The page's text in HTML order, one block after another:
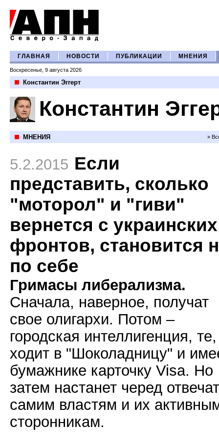
ГЛАВНАЯ НОВОСТИ ПУБЛИКАЦИИ МНЕНИЯ
Воскресенье, 9 августа 2026
Константин Эггерт
Константин
МНЕНИЯ »
5.2.2015 Если
представить, сколько
"моторол" и "гиви"
вернется с украинских
фронтов, становится
по себе
Гримасы либерализма.
Сначала, наверное, получат
свое олигархи. Потом –
городская интеллигенция, те,
ходит в "Шоколадницу" и
бумажнике карточку Visa. Но
затем настанет черед
самим властям и их
сторонникам.